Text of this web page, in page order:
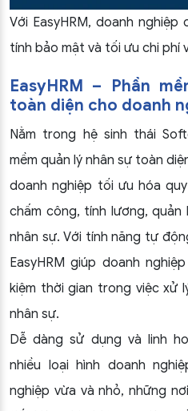
Với EasyHRM, doanh
tính bảo mật và tối ưu chi phí
EasyHRM – Phần
toàn diện cho doanh
Nằm trong hệ sinh thái
mềm quản lý nhân sự toàn
doanh nghiệp tối ưu hóa
chấm công, tính lương,
nhân sự. Với tính năng tự
EasyHRM giúp doanh
kiệm thời gian trong việc xử
nhân sự.
Dễ dàng sử dụng và linh
nhiều loại hình doanh
nghiệp vừa và nhỏ, những